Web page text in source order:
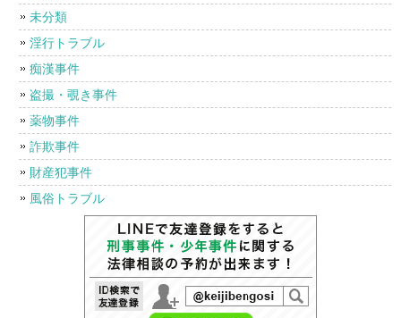
未分類
淫行トラブル
痴漢事件
盗撮・覗き事件
薬物事件
詐欺事件
財産犯事件
風俗トラブル